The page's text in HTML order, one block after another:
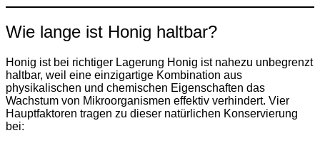
Wie lange ist Honig haltbar?
Honig ist bei richtiger Lagerung Honig ist nahezu unbegrenzt
haltbar, weil eine einzigartige Kombination aus
physikalischen und chemischen Eigenschaften das
Wachstum von Mikroorganismen effektiv verhindert. Vier
Hauptfaktoren tragen zu dieser natürlichen Konservierung
bei: